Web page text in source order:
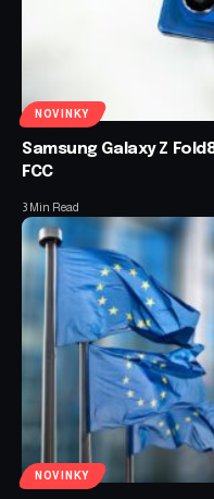
NOVINKY
Samsung Galaxy Z
FCC
3 Min Read
NOVINKY